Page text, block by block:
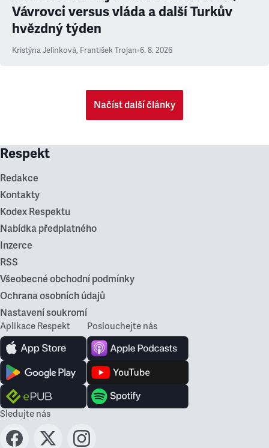
Vávrovci versus vláda a další Turkův
hvězdný týden
Kristýna Jelínková, František Trojan•6. 8. 2026
Načíst další články
Respekt
Redakce
Kontakty
Kodex Respektu
Nabídka předplatného
Inzerce
RSS
Všeobecné obchodní podmínky
Ochrana osobních údajů
Nastavení soukromí
Aplikace Respekt Poslouchejte nás
Sledujte nás